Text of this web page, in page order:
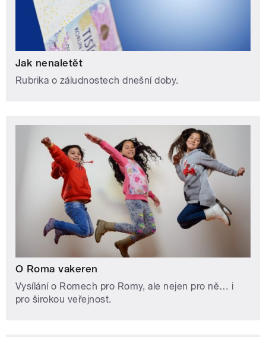
Jak nenaletět
Rubrika o záludnostech dnešní doby.
O Roma vakeren
Vysílání o Romech pro Romy, ale nejen pro ně… i
pro širokou veřejnost.